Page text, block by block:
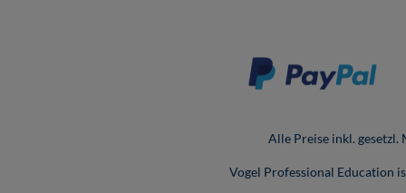
Alle Preise inkl. gesetzl.
Vogel Professional Education